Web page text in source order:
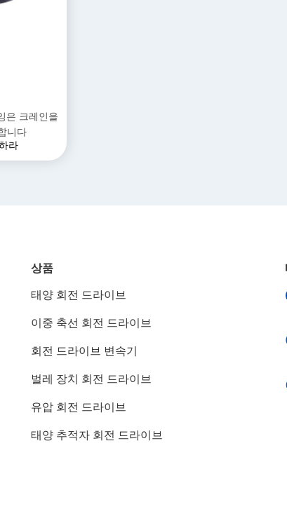
은 크레인을
니다
라
상품
태양 회전 드라이브
이중 축선 회전 드라이브
회전 드라이브 변속기
벌레 장치 회전 드라이브
유압 회전 드라이브
태양 추적자 회전 드라이브